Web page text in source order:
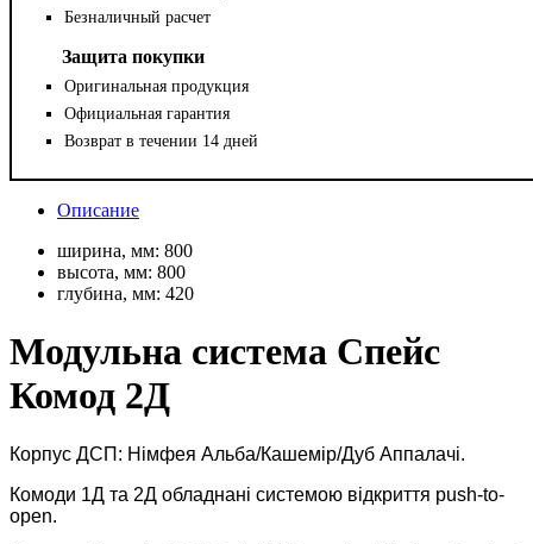
Безналичный расчет
Защита покупки
Оригинальная продукция
Официальная гарантия
Возврат в течении 14 дней
Описание
ширина, мм: 800
высота, мм: 800
глубина, мм: 420
Модульна система Спейс
Комод 2Д
Корпус ДСП: Німфея Альба/Кашемір/Дуб Аппалачі.
Комоди 1Д та 2Д обладнані системою відкриття push-to-
open.